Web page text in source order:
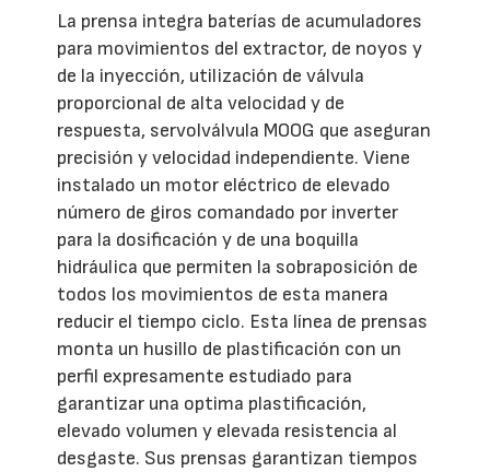
La prensa integra baterías de acumuladores
para movimientos del extractor, de noyos y
de la inyección, utilización de válvula
proporcional de alta velocidad y de
respuesta, servolválvula MOOG que aseguran
precisión y velocidad independiente. Viene
instalado un motor eléctrico de elevado
número de giros comandado por inverter
para la dosificación y de una boquilla
hidráulica que permiten la sobraposición de
todos los movimientos de esta manera
reducir el tiempo ciclo. Esta línea de prensas
monta un husillo de plastificación con un
perfil expresamente estudiado para
garantizar una optima plastificación,
elevado volumen y elevada resistencia al
desgaste. Sus prensas garantizan tiempos